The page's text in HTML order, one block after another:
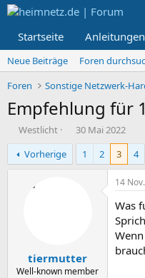
Startseite Anleitungen
Neue Beiträge
Foren
Foren
Sonstige Netzwerk-
Empfehlung für
E
r
s
t
Westlicht
E
r
t
30 Mai 2022
Vorherige
1 2 3 4
tiermutter
Well-known member
14
Was